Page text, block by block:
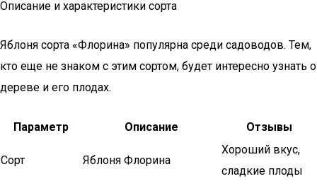
Описание и характеристики сорта
Яблоня сорта «Флорина» популярна среди садоводов. Тем,
кто еще не знаком с этим сортом, будет интересно узнать о
дереве и его плодах.
Параметр Описание Отзывы
Сорт Яблоня Флорина
Хороший вкус,
сладкие плоды